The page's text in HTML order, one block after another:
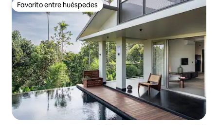
Favorito entre huéspedes
Favorito entre huéspedes